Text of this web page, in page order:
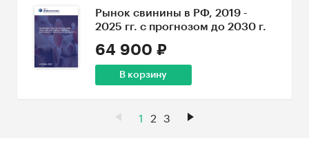
Рынок свинины в РФ, 2019 -
2025 гг. с прогнозом до 2030 г.
64 900 ₽
В корзину
1 2 3